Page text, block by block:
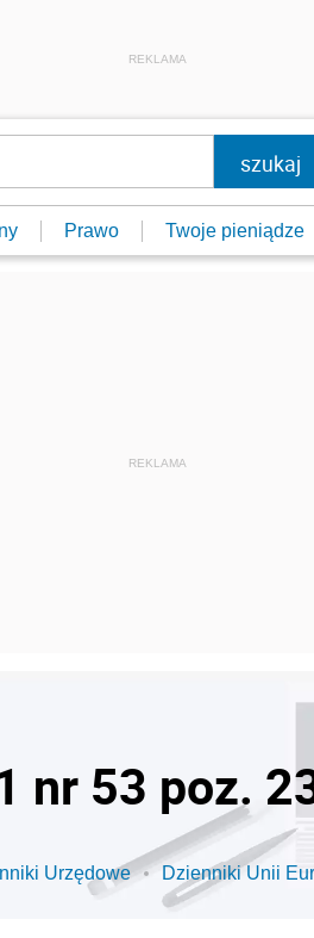
REKLAMA
Prawo Twoje pieniądze
nr 53 poz.
Urzędowe Dzienniki Unii